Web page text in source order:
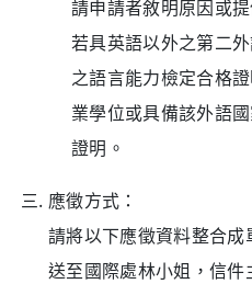
請申請者敘明原因或
若具英語以外之第二
之語言能力檢定合格
業學位或具備該外語
證明。
應徵方式：
請將以下應徵資料整合
送至國際處林小姐，信